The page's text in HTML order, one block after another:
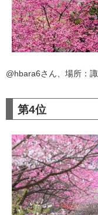
@hbara6さん、場所：
第4位